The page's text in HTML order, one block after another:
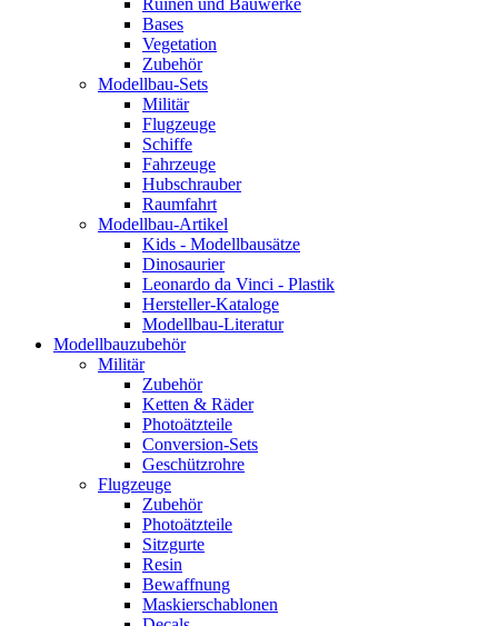
Ruinen und Bauwerke
Bases
Vegetation
Zubehör
Modellbau-Sets
Militär
Flugzeuge
Schiffe
Fahrzeuge
Hubschrauber
Raumfahrt
Modellbau-Artikel
Kids - Modellbausätze
Dinosaurier
Leonardo da Vinci - Plastik
Hersteller-Kataloge
Modellbau-Literatur
Modellbauzubehör
Militär
Zubehör
Ketten & Räder
Photoätzteile
Conversion-Sets
Geschützrohre
Flugzeuge
Zubehör
Photoätzteile
Sitzgurte
Resin
Bewaffnung
Maskierschablonen